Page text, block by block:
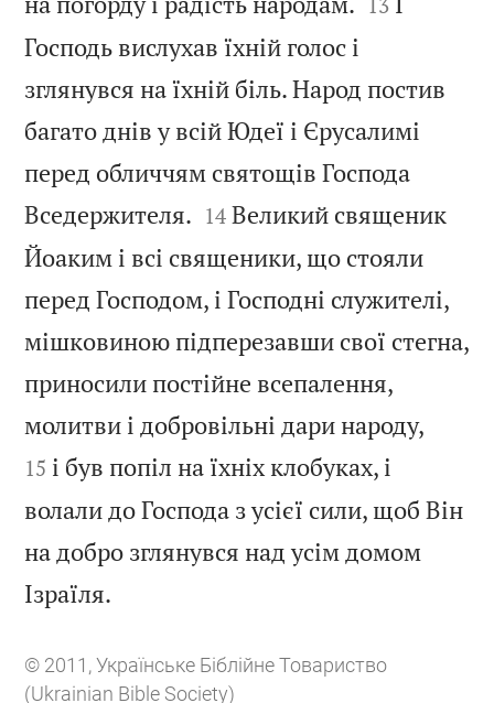
Господь вислухав їхній голос і
зглянувся на їхній біль. Народ постив
багато днів у всій Юдеї і Єрусалимі
перед обличчям святощів Господа
Вседержителя. 

14 Великий священик
Йоаким і всі священики, що стояли
перед Господом, і Господні служителі,
мішковиною підперезавши свої стегна,
приносили постійне всепалення,
молитви і добровільні дари народу,
15 і був попіл на їхніх клобуках, і
волали до Господа з усієї сили, щоб Він
на добро зглянувся над усім домом
Ізраїля.
© 2011, Українське Біблійне Товариство
(Ukrainian Bible Society)